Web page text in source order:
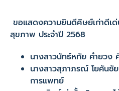
ขอแสดงความยินดีศิษย์เก่าดีเ
สุขภาพ ประจำปี 2568
นางสาวนัทธ์หทัย คำยวง
นางสาวสุภาภรณ์ โยคันชั
การแพทย์